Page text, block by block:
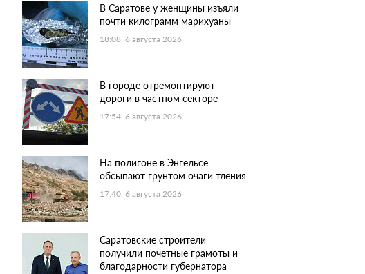
В Саратове у женщины изъяли
почти килограмм марихуаны
18:08, 6 августа 2026
В городе отремонтируют
дороги в частном секторе
17:54, 6 августа 2026
На полигоне в Энгельсе
обсыпают грунтом очаги тления
17:40, 6 августа 2026
Саратовские строители
получили почетные грамоты и
благодарности губернатора